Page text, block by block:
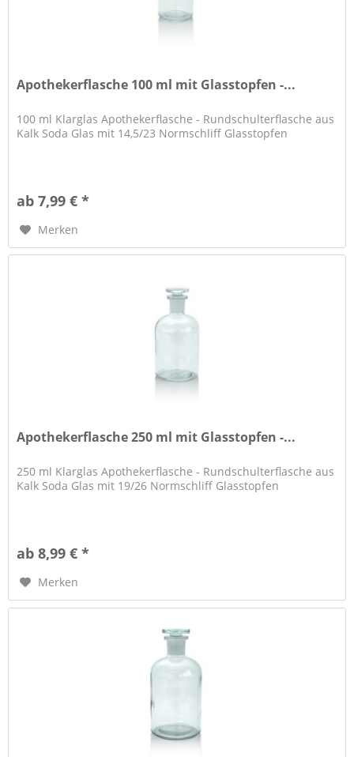
Apothekerflasche 100 ml mit Glasstopfen -...
100 ml Klarglas Apothekerflasche - Rundschulterflasche aus
Kalk Soda Glas mit 14,5/23 Normschliff Glasstopfen
ab 7,99 € *
Merken
Apothekerflasche 250 ml mit Glasstopfen -...
250 ml Klarglas Apothekerflasche - Rundschulterflasche aus
Kalk Soda Glas mit 19/26 Normschliff Glasstopfen
ab 8,99 € *
Merken